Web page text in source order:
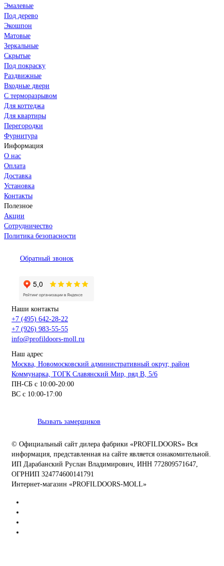
Эмалевые
Под дерево
Экошпон
Матовые
Зеркальные
Скрытые
Под покраску
Раздвижные
Входные двери
С терморазрывом
Для коттеджа
Для квартиры
Перегородки
Фурнитура
Информация
О нас
Оплата
Доставка
Установка
Контакты
Полезное
Акции
Сотрудничество
Политика безопасности
Обратный звонок
Наши контакты
+7 (495) 642-28-22
+7 (926) 983-55-55
info@profildoors-moll.ru
Наш адрес
Москва, Новомосковский административный округ, район
Коммунарка, ТОГК Славянский Мир, ряд В, 5/6
ПН-СБ с 10:00-20:00
ВС с 10:00-17:00
Вызвать замерщиков
© Официальный сайт дилера фабрики «PROFILDOORS» Вся
информация, представленная на сайте является ознакомительной.
ИП Дарабанский Руслан Владимирович, ИНН 772809571647,
ОГРНИП 324774600141791
Интернет-магазин «PROFILDOORS-MOLL»